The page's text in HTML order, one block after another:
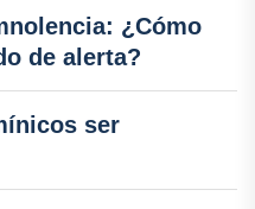
¿Cómo
de alerta?
ser